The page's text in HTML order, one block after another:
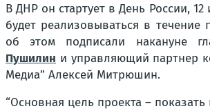
В ДНР он стартует в День России, 12
будет реализовываться в течение
об этом подписали накануне
Пушилин и управляющий партнер
Медиа” Алексей Митрюшин.
“Основная цель проекта –